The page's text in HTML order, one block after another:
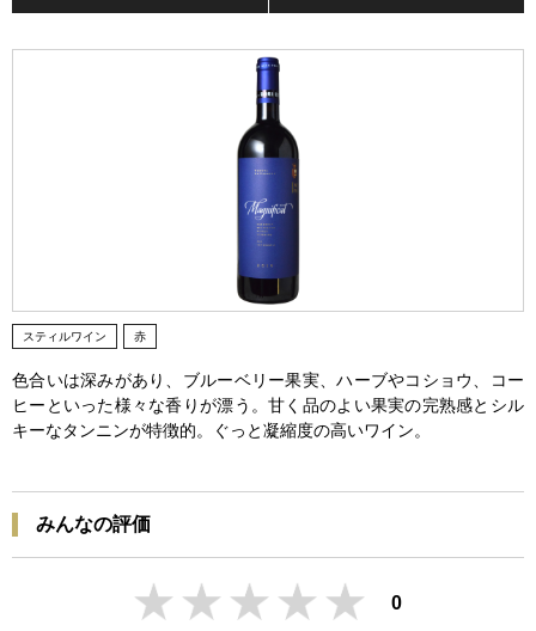
スティルワイン 赤
色合いは深みがあり、ブルーベリー果実、ハーブやコショウ、コー
ヒーといった様々な香りが漂う。甘く品のよい果実の完熟感とシル
キーなタンニンが特徴的。ぐっと凝縮度の高いワイン。
みんなの評価
0